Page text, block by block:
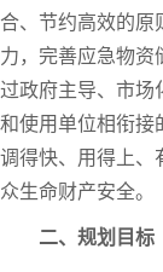
合、节约高效的原
力，完善应急物资
过政府主导、市场
和使用单位相衔接
调得快、用得上、
众生命财产安全。
二、规划目标